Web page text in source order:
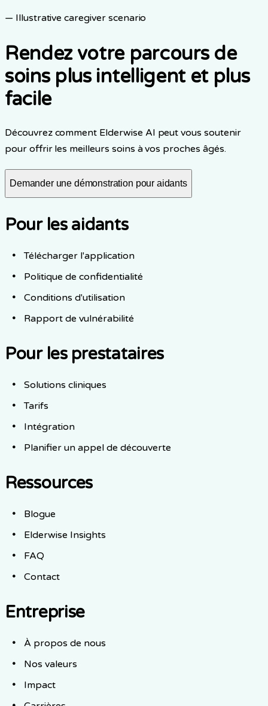
— Illustrative caregiver scenario
Rendez votre parcours de
soins plus intelligent et plus
facile
Découvrez comment Elderwise AI peut vous soutenir
pour offrir les meilleurs soins à vos proches âgés.
Demander une démonstration pour aidants
Pour les aidants
Télécharger l'application
Politique de confidentialité
Conditions d'utilisation
Rapport de vulnérabilité
Pour les prestataires
Solutions cliniques
Tarifs
Intégration
Planifier un appel de découverte
Ressources
Blogue
Elderwise Insights
FAQ
Contact
Entreprise
À propos de nous
Nos valeurs
Impact